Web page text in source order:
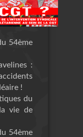
54ème
:
!
du
vie de
54ème